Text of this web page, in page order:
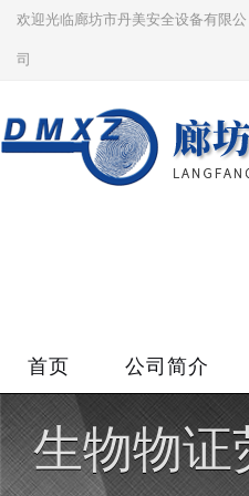
欢迎光临廊坊市丹美安全设备有限公
司
首页 公司简介
生物物证